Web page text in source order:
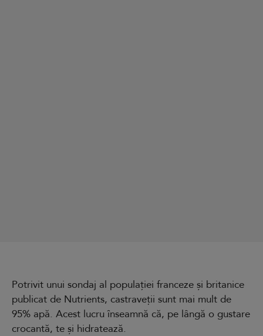
Potrivit unui sondaj al populației franceze și britanice
publicat de Nutrients, castraveții sunt mai mult de
95% apă. Acest lucru înseamnă că, pe lângă o gustare
crocantă, te și hidratează.